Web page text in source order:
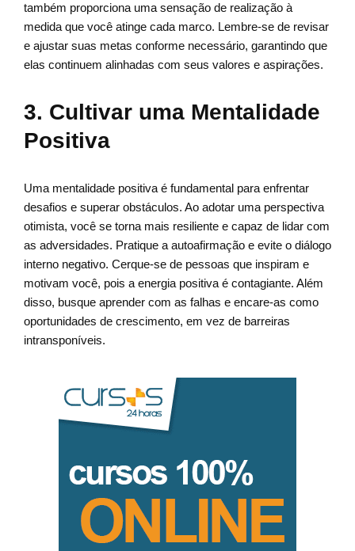
também proporciona uma sensação de realização à
medida que você atinge cada marco. Lembre-se de revisar
e ajustar suas metas conforme necessário, garantindo que
elas continuem alinhadas com seus valores e aspirações.
3. Cultivar uma Mentalidade
Positiva
Uma mentalidade positiva é fundamental para enfrentar
desafios e superar obstáculos. Ao adotar uma perspectiva
otimista, você se torna mais resiliente e capaz de lidar com
as adversidades. Pratique a autoafirmação e evite o diálogo
interno negativo. Cerque-se de pessoas que inspiram e
motivam você, pois a energia positiva é contagiante. Além
disso, busque aprender com as falhas e encare-as como
oportunidades de crescimento, em vez de barreiras
intransponíveis.